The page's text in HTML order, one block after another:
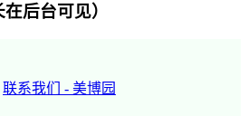
后台可见）
联系我们 - 美博园